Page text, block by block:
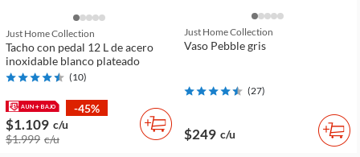
Just Home Collection
Tacho con pedal 12 L de acero
inoxidable blanco plateado
(10)
-45%
$1.109 c/u
$1.999 c/u
Just Home Collection
Vaso Pebble gris
(27)
$249 c/u